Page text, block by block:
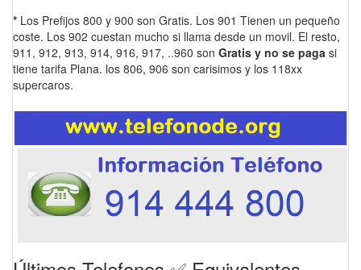
* Los Prefijos 800 y 900 son Gratis. Los 901 Tienen un pequeño
coste. Los 902 cuestan mucho si llama desde un movil. El resto,
911, 912, 913, 914, 916, 917, ..960 son Gratis y no se paga si
tiene tarifa Plana. los 806, 906 son carisimos y los 118xx
supercaros.